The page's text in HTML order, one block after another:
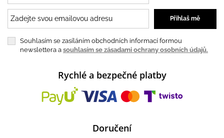
Souhlasím se zasíláním obchodních informací formou
newslettera a souhlasím se zásadami ochrany osobních údajů.
Rychlé a bezpečné platby
Doručení